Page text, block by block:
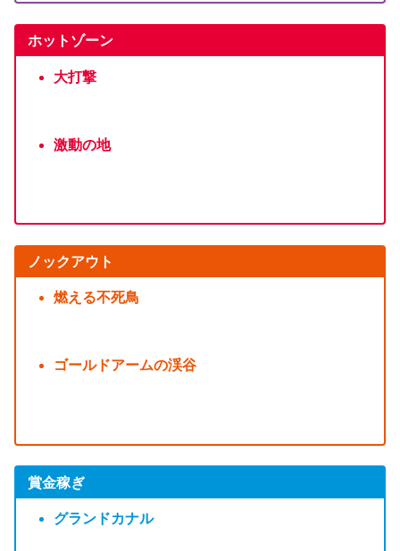
ホットゾーン
大打撃
激動の地
ノックアウト
燃える不死鳥
ゴールドアームの渓谷
賞金稼ぎ
グランドカナル